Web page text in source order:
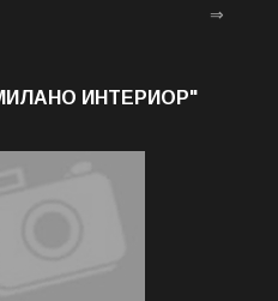
⇒
ИНТЕРИОР"